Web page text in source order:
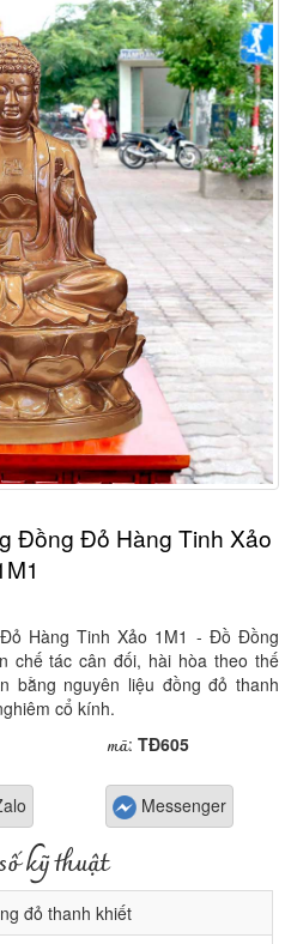
Đồng Đỏ Hàng Tinh Xảo
Hàng Tinh Xảo 1M1 - Đồ Đồng
chế tác cân đối, hài hòa theo thế
bằng nguyên liệu đồng đỏ thanh
cổ kính.
mã: TĐ605
Messenger
kỹ thuật
đỏ thanh khiết